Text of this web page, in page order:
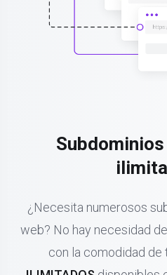
¿Necesita numerosos
web? No hay necesidad
con la comodidad de